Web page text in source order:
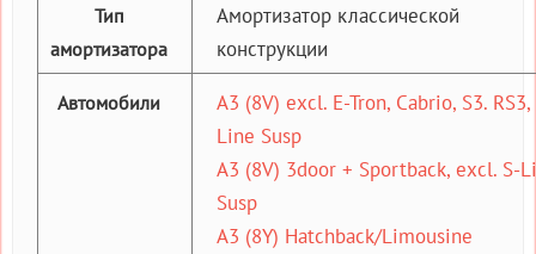
Тип
амортизатора
Амортизатор классической
конструкции
Автомобили
A3 (8V) excl. E-Tron, Cabrio, S3. RS3,
Line Susp
A3 (8V) 3door + Sportback, excl. S-
Susp
A3 (8Y) Hatchback/Limousine